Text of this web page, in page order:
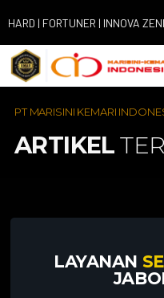
| FORTUNER | INNOVA ZENIX
PT MARISINI KEMARI
ARTIKEL
LAYANAN